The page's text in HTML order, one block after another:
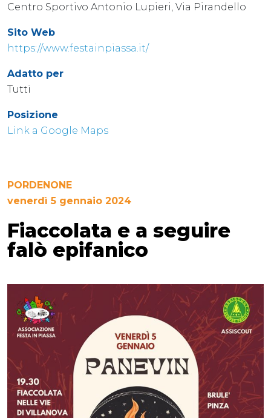
Centro Sportivo Antonio Lupieri, Via Pirandello
Sito Web
https://www.festainpiassa.it/
Adatto per
Tutti
Posizione
Link a Google Maps
PORDENONE
venerdì 5 gennaio 2024
Fiaccolata e a seguire
falò epifanico